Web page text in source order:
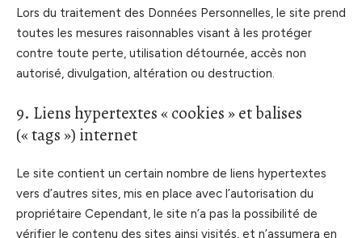
Lors du traitement des Données Personnelles, le site prend
toutes les mesures raisonnables visant à les protéger
contre toute perte, utilisation détournée, accès non
autorisé, divulgation, altération ou destruction.
9. Liens hypertextes « cookies » et balises
(« tags ») internet
Le site contient un certain nombre de liens hypertextes
vers d’autres sites, mis en place avec l’autorisation du
propriétaire Cependant, le site n’a pas la possibilité de
vérifier le contenu des sites ainsi visités, et n’assumera en